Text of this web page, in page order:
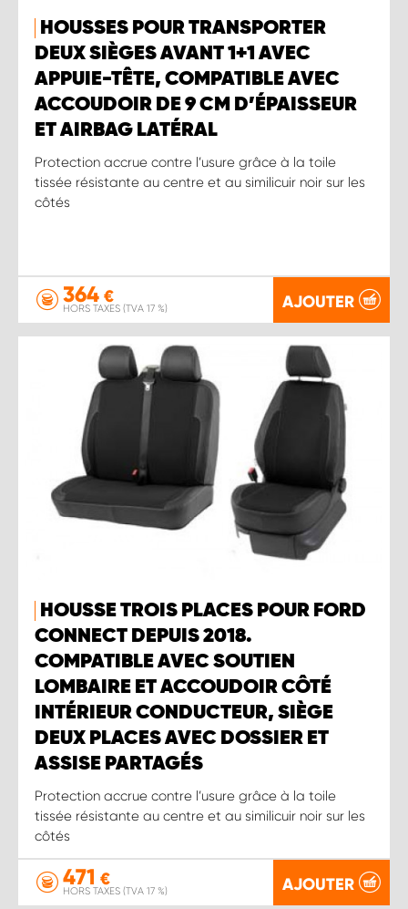
HOUSSES POUR TRANSPORTER
DEUX SIÈGES AVANT 1+1 AVEC
APPUIE-TÊTE, COMPATIBLE AVEC
ACCOUDOIR DE 9 CM D’ÉPAISSEUR
ET AIRBAG LATÉRAL
Protection accrue contre l’usure grâce à la toile
tissée résistante au centre et au similicuir noir sur les
côtés
364 €
HORS TAXES (TVA 17 %) AJOUTER
HOUSSE TROIS PLACES POUR FORD
CONNECT DEPUIS 2018.
COMPATIBLE AVEC SOUTIEN
LOMBAIRE ET ACCOUDOIR CÔTÉ
INTÉRIEUR CONDUCTEUR, SIÈGE
DEUX PLACES AVEC DOSSIER ET
ASSISE PARTAGÉS
Protection accrue contre l’usure grâce à la toile
tissée résistante au centre et au similicuir noir sur les
côtés
471 €
HORS TAXES (TVA 17 %) AJOUTER